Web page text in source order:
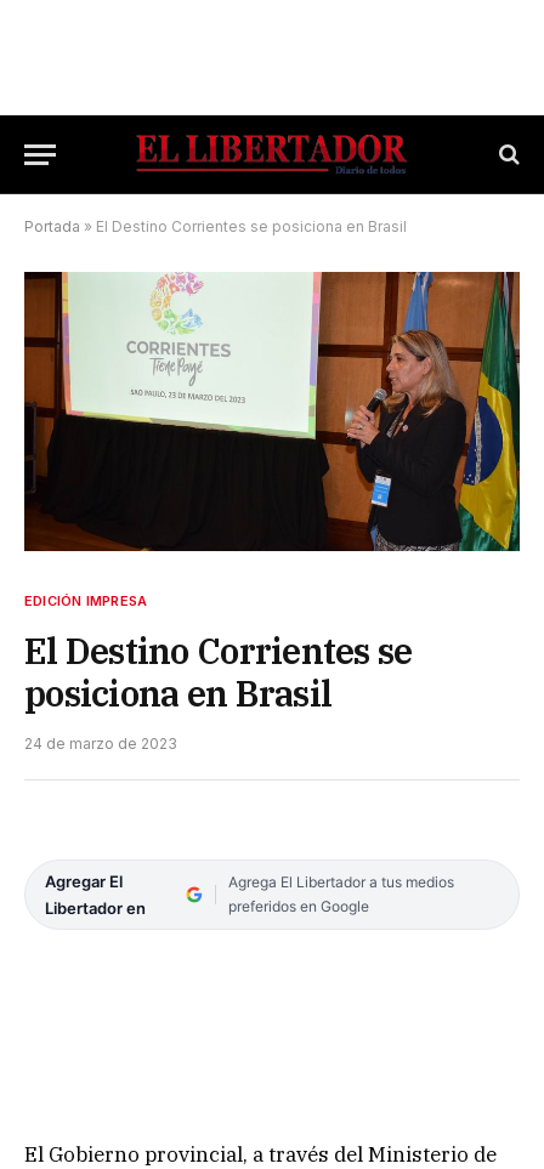
Portada » El Destino Corrientes se posiciona en Brasil
EDICIÓN IMPRESA
El Destino Corrientes se
posiciona en Brasil
24 de marzo de 2023
Agregar El
Libertador en
Agrega El Libertador a tus medios
preferidos en Google
El Gobierno provincial, a través del Ministerio de